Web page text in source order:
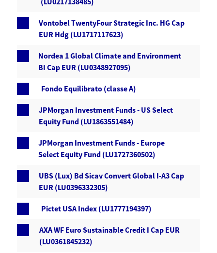
Vontobel TwentyFour Strategic Inc. HG Cap
EUR Hdg (LU1717117623)
Nordea 1 Global Climate and Environment
BI Cap EUR (LU0348927095)
Fondo Equilibrato (classe A)
JPMorgan Investment Funds - US Select
Equity Fund (LU1863551484)
JPMorgan Investment Funds - Europe
Select Equity Fund (LU1727360502)
UBS (Lux) Bd Sicav Convert Global I-A3 Cap
EUR (LU0396332305)
Pictet USA Index (LU1777194397)
AXA WF Euro Sustainable Credit I Cap EUR
(LU0361845232)